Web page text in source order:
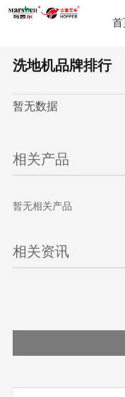
首
洗地机品牌排行
暂无数据
相关产品
暂无相关产品
相关资讯